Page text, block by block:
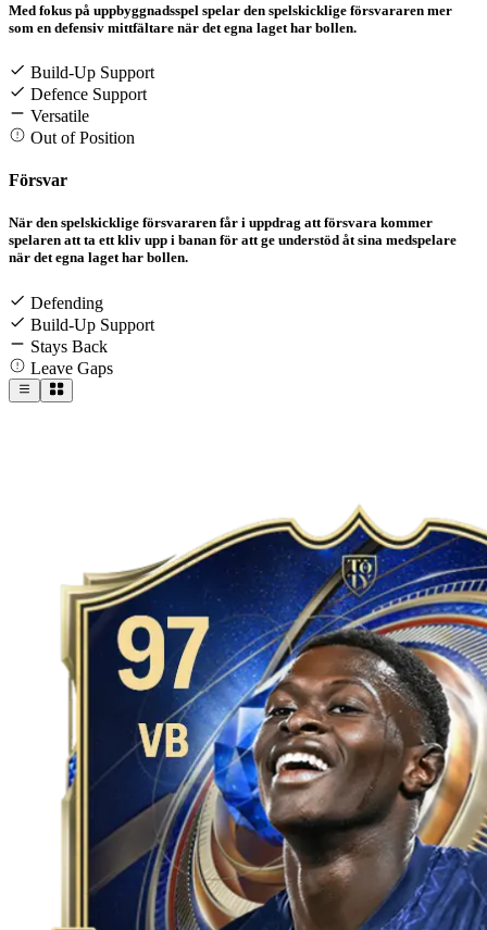
Med fokus på uppbyggnadsspel spelar den spelskicklige försvararen mer
som en defensiv mittfältare när det egna laget har bollen.
Build-Up Support
Defence Support
Versatile
Out of Position
Försvar
När den spelskicklige försvararen får i uppdrag att försvara kommer
spelaren att ta ett kliv upp i banan för att ge understöd åt sina medspelare
när det egna laget har bollen.
Defending
Build-Up Support
Stays Back
Leave Gaps